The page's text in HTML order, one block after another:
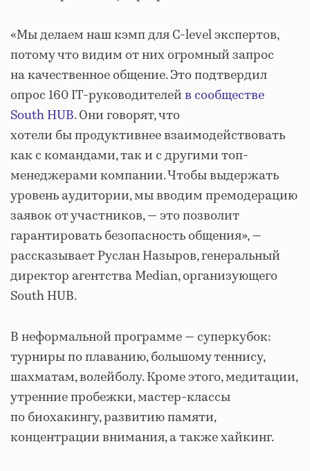
«Мы делаем наш кэмп для C-level экспертов,
потому что видим от них огромный запрос
на качественное общение. Это подтвердил
опрос 160 IT-руководителейв сообществе
South HUB. Они говорят, что
хотели бы продуктивнее взаимодействовать
как с командами, так и с другими топ-
менеджерами компании. Чтобы выдержать
уровень аудитории, мы вводим премодерацию
заявок от участников, — это позволит
гарантировать безопасность общения», —
рассказывает Руслан Назыров, генеральный
директор агентства Median, организующего
South HUB.
В неформальной программе — суперкубок:
турниры по плаванию, большому теннису,
шахматам, волейболу. Кроме этого, медитации,
утренние пробежки, мастер-классы
по биохакингу, развитию памяти,
концентрации внимания, а также хайкинг.